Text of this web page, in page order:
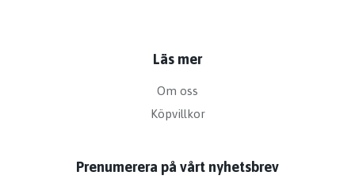
Läs mer
Om oss
Köpvillkor
Prenumerera på vårt nyhetsbrev